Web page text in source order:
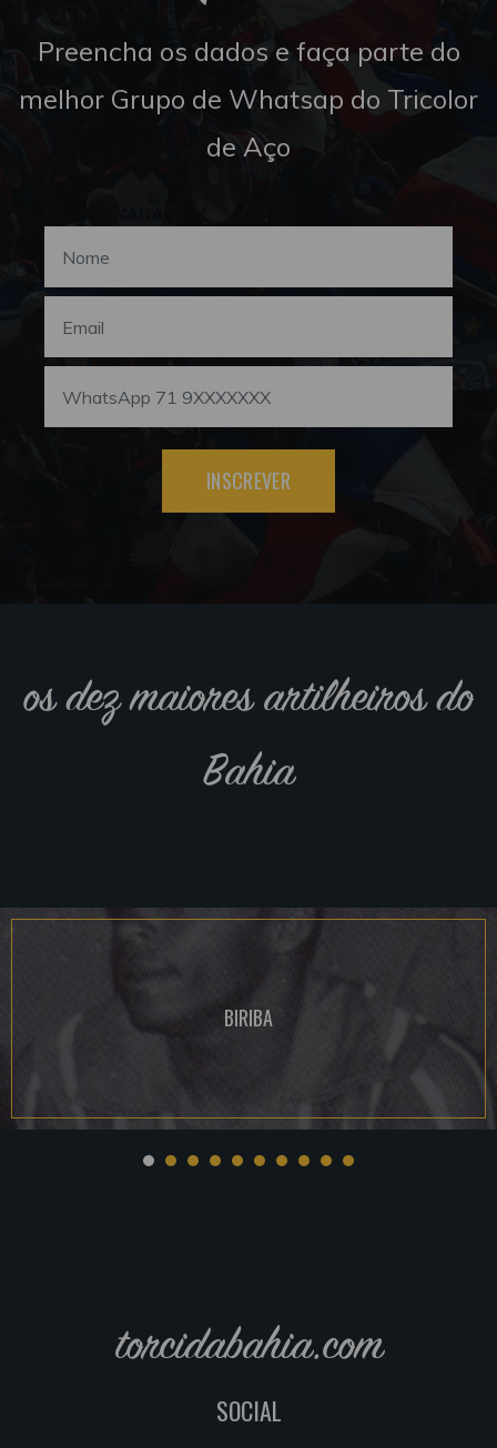
Preencha os dados e faça parte do
melhor Grupo de Whatsap do Tricolor
de Aço
INSCREVER
os dez maiores artilheiros do
Bahia
BIRIBA
torcidabahia.com
SOCIAL